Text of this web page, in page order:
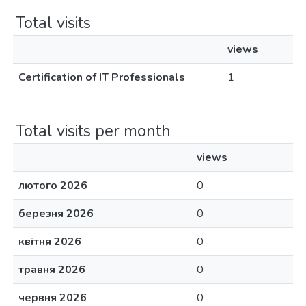
Total visits
views
Certification of IT Professionals
1
Total visits per month
views
лютого 2026
0
березня 2026
0
квітня 2026
0
травня 2026
0
червня 2026
0